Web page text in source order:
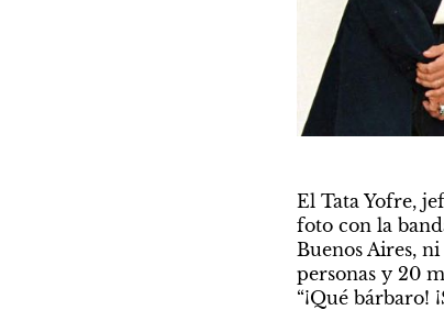
El Tata Yofre,
foto con la
Buenos Aires,
personas y 20
“¡Qué bárbaro!